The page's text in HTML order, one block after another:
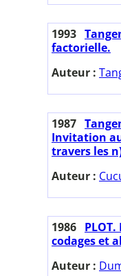
1993
factorielle.
Auteur :
1987
Invitation
travers les
Auteur :
1986
codages et
Auteur :